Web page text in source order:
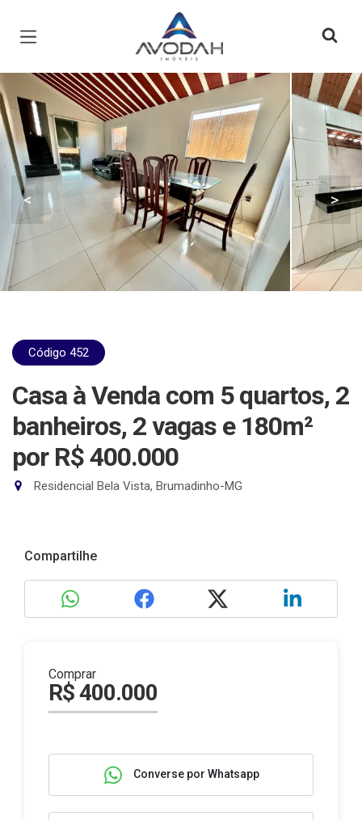
Página inicial
< >
Código 452
Casa à Venda com 5 quartos, 2
banheiros, 2 vagas e 180m²
por R$ 400.000
Residencial Bela Vista, Brumadinho-MG
Compartilhe
Comprar
R$ 400.000
Converse por Whatsapp